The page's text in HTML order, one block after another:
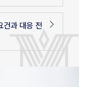
건과 대응 전